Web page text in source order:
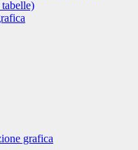
grafica